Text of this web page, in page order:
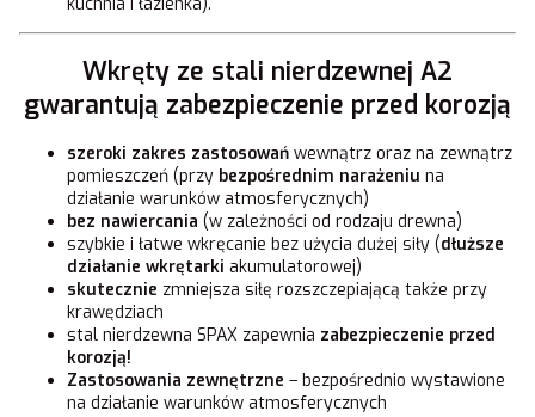
Wkręty ze stali nierdzewnej A2
gwarantują zabezpieczenie przed korozją
szeroki zakres zastosowań wewnątrz oraz na zewnątrz
pomieszczeń (przy bezpośrednim narażeniu na
działanie warunków atmosferycznych)
bez nawiercania (w zależności od rodzaju drewna)
szybkie i łatwe wkręcanie bez użycia dużej siły (dłuższe
działanie wkrętarki akumulatorowej)
skutecznie zmniejsza siłę rozszczepiającą także przy
krawędziach
stal nierdzewna SPAX zapewnia zabezpieczenie przed
korozją!
Zastosowania zewnętrzne – bezpośrednio wystawione
na działanie warunków atmosferycznych